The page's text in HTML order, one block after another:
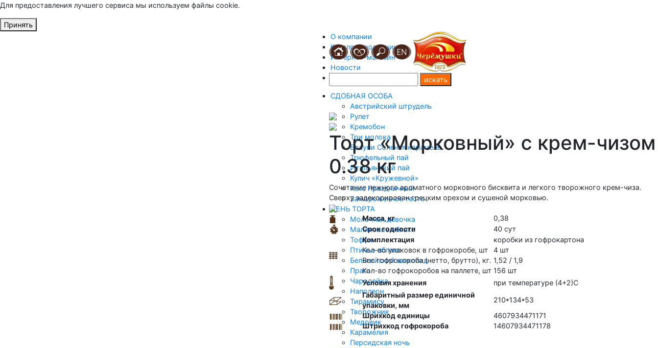
Для предоставления лучшего сервиса мы используем файлы cookie.
Принять
О компании
Каталог продукции
Интернет-магазин
Новости
СДОБНАЯ ОСОБА
Австрийский штрудель
Рулет
Кремобон
Три молока
Брауни Соленая карамель
Трюфельный пай
Итальянский пай
Кулич «Кружевной»
Кекс Праздничный
Замороженное тесто
ДЕНЬ ТОРТА
Молочная девочка
Малиновое облако
Тоффи
Птичье облако
Бельгийский шоколад
Прага
Чародейка
Наполеон
Тирамису
Творожник
Медовик
Карамелия
Персидская ночь
Торт «Морковный» с крем-чизом
0.38 кг
Сочетание нежного ароматного морковного бисквита и легкого творожного крем-чиза.
Сверху задекорирован грецким орехом и сушеной морковью.
Масса, кг
0,38
Срок годности
40 сут
Комплектация
Кол-во упаковок в гофрокоробе, шт
Вес гофрокороба (нетто, брутто), кг.
Кол-во гофрокоробов на паллете, шт
коробки из гофрокартона
4 шт
1,52 / 1,9
156 шт
Условия хранения
при температуре (4+2)С
Габаритный размер единичной
упаковки, мм
210*134*53
Шрихкод единицы
4607934471171
Штрихкод гофрокороба
14607934471178